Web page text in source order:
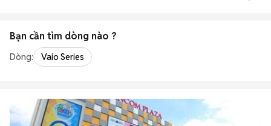
Bạn cần tìm dòng nào ?
Dòng: Vaio Series